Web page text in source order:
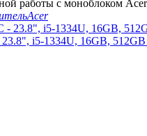
работы с моноблоком
Acer
i5-1334U, 16GB,